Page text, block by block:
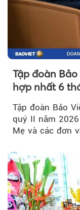
Tập đoàn
hợp nhất 6
32.000 tỷ
Tập đoàn Bảo
quý II năm
Mẹ và các đơn